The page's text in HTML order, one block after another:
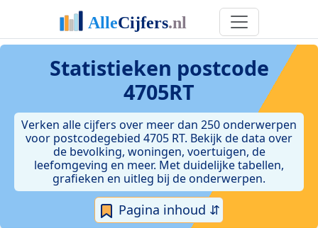
Statistieken postcode
4705RT
Verken alle cijfers over meer dan 250 onderwerpen
voor postcodegebied 4705 RT. Bekijk de data over
de bevolking, woningen, voertuigen, de
leefomgeving en meer. Met duidelijke tabellen,
grafieken en uitleg bij de onderwerpen.
Pagina inhoud ⇵